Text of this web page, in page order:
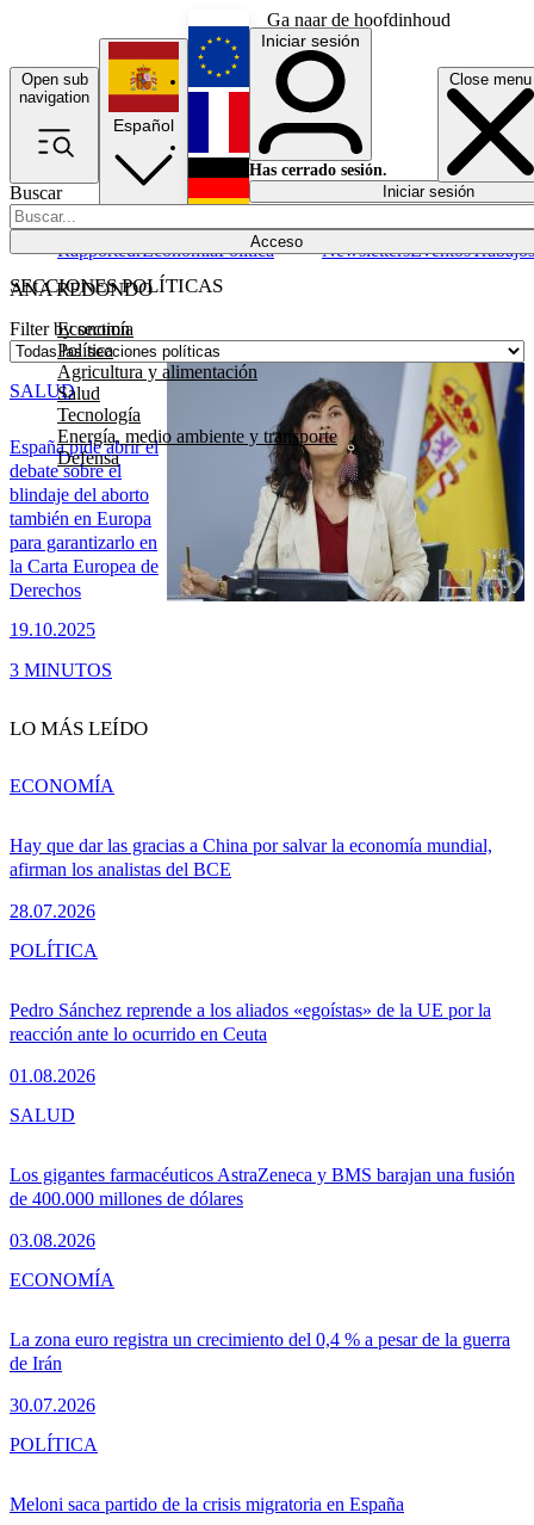
Ga naar de hoofdinhoud
Open sub
navigation
Close menu
Buscar
Acceso
SECCIONES POLÍTICAS
Economía
Política
Agricultura y alimentación
Salud
Tecnología
Energía, medio ambiente y transporte
Defensa
RapporteurEconomíaPolítica NewslettersEventosTrabajos
Español
English
Français
Iniciar sesión
Has cerrado sesión.
Iniciar sesión
ANA REDONDO
Filter by section
España pide abrir el
debate sobre el
blindaje del aborto
también en Europa
para garantizarlo en
la Carta Europea de
Derechos
19.10.2025
SALUD
3 MINUTOS
LO MÁS LEÍDO
Hay que dar las gracias a China por salvar la economía mundial,
afirman los analistas del BCE
28.07.2026
ECONOMÍA
Pedro Sánchez reprende a los aliados «egoístas» de la UE por la
reacción ante lo ocurrido en Ceuta
01.08.2026
POLÍTICA
Los gigantes farmacéuticos AstraZeneca y BMS barajan una fusión
de 400.000 millones de dólares
03.08.2026
SALUD
La zona euro registra un crecimiento del 0,4 % a pesar de la guerra
de Irán
30.07.2026
ECONOMÍA
Meloni saca partido de la crisis migratoria en España
POLÍTICA